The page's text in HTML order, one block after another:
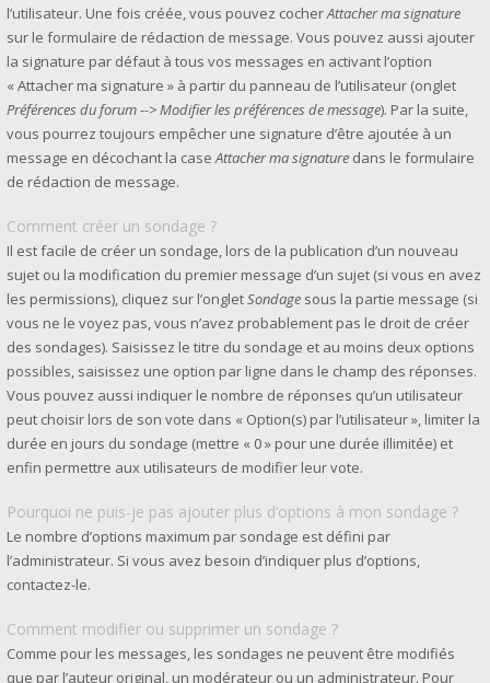
l’utilisateur. Une fois créée, vous pouvez cocherAttacher ma signature
sur le formulaire de rédaction de message. Vous pouvez aussi ajouter
la signature par défaut à tous vos messages en activant l’option
« Attacher ma signature » à partir du panneau de l’utilisateur (onglet
Préférences du forum --> Modifier les préférences de message). Par la suite,
vous pourrez toujours empêcher une signature d’être ajoutée à un
message en décochant la caseAttacher ma signature dans le formulaire
de rédaction de message.
Comment créer un sondage ?
Il est facile de créer un sondage, lors de la publication d’un nouveau
sujet ou la modification du premier message d’un sujet (si vous en avez
les permissions), cliquez sur l’ongletSondage sous la partie message (si
vous ne le voyez pas, vous n’avez probablement pas le droit de créer
des sondages). Saisissez le titre du sondage et au moins deux options
possibles, saisissez une option par ligne dans le champ des réponses.
Vous pouvez aussi indiquer le nombre de réponses qu’un utilisateur
peut choisir lors de son vote dans « Option(s) par l’utilisateur », limiter la
durée en jours du sondage (mettre « 0 » pour une durée illimitée) et
enfin permettre aux utilisateurs de modifier leur vote.
Pourquoi ne puis-je pas ajouter plus d’options à mon sondage ?
Le nombre d’options maximum par sondage est défini par
l’administrateur. Si vous avez besoin d’indiquer plus d’options,
contactez-le.
Comment modifier ou supprimer un sondage ?
Comme pour les messages, les sondages ne peuvent être modifiés
que par l’auteur original, un modérateur ou un administrateur. Pour